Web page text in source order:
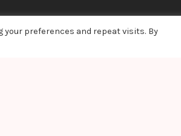
preferences and repeat visits. By